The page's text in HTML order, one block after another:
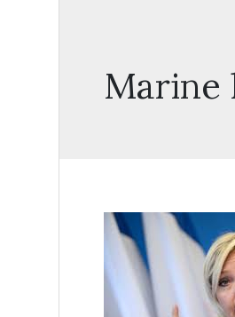
Marine